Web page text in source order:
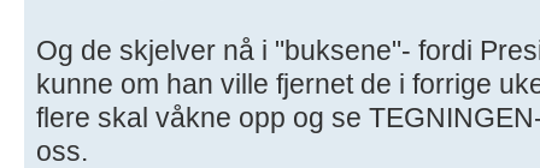
Og de skjelver nå i "buksene"- fordi
kunne om han ville fjernet de i forrige
flere skal våkne opp og se
oss.